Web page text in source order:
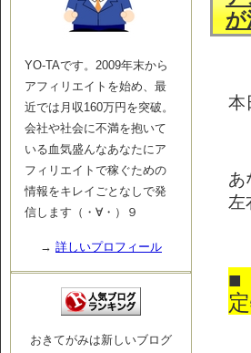
が
本
あ
左
■
YO-TAです。2009年末から
アフィリエイトを始め、最
近では月収160万円を突破。
会社や社会に不満を抱いて
いる血気盛んなあなたにア
フィリエイトで稼ぐための
情報をキレイごとなしで発
信します（・∀・）９
→ 詳しいプロフィール
おきてがみは新しいブログ